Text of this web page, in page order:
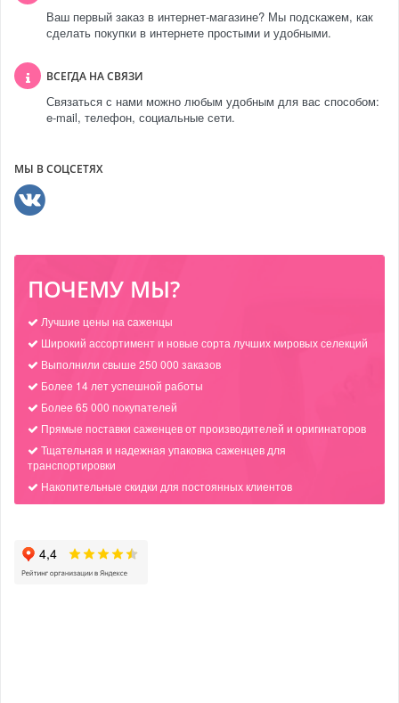
Ваш первый заказ в интернет-магазине? Мы подскажем, как
сделать покупки в интернете простыми и удобными.
ВСЕГДА НА СВЯЗИ
Связаться с нами можно любым удобным для вас способом:
e-mail, телефон, социальные сети.
МЫ В СОЦСЕТЯХ
ПОЧЕМУ МЫ?
Лучшие цены на саженцы
Широкий ассортимент и новые сорта лучших мировых селекций
Выполнили свыше 250 000 заказов
Более 14 лет успешной работы
Более 65 000 покупателей
Прямые поставки саженцев от производителей и оригинаторов
Тщательная и надежная упаковка саженцев для
транспортировки
Накопительные скидки для постоянных клиентов